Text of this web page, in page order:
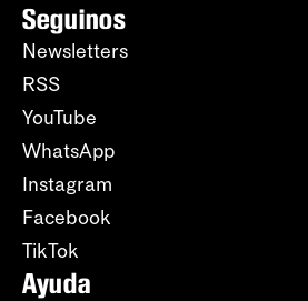
Seguinos
Newsletters
RSS
YouTube
WhatsApp
Instagram
Facebook
TikTok
Ayuda